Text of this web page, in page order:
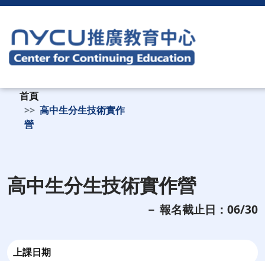
首頁
高中生分生技術實作
營
高中生分生技術實作營
－ 報名截止日：06/30
上課日期